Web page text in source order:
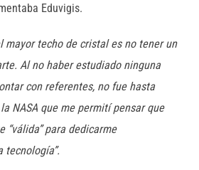
Eduvigis.
mayor techo de cristal es no tener un
Al no haber estudiado ninguna
con referentes, no fue hasta
NASA que me permití pensar que
“válida” para dedicarme
tecnología”.